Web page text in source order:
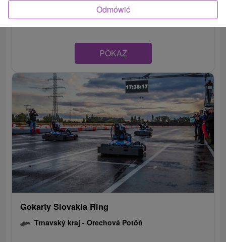
POKAZ
Gokarty Slovakia Ring
Trnavský kraj -Orechová Potôň
Odmówić